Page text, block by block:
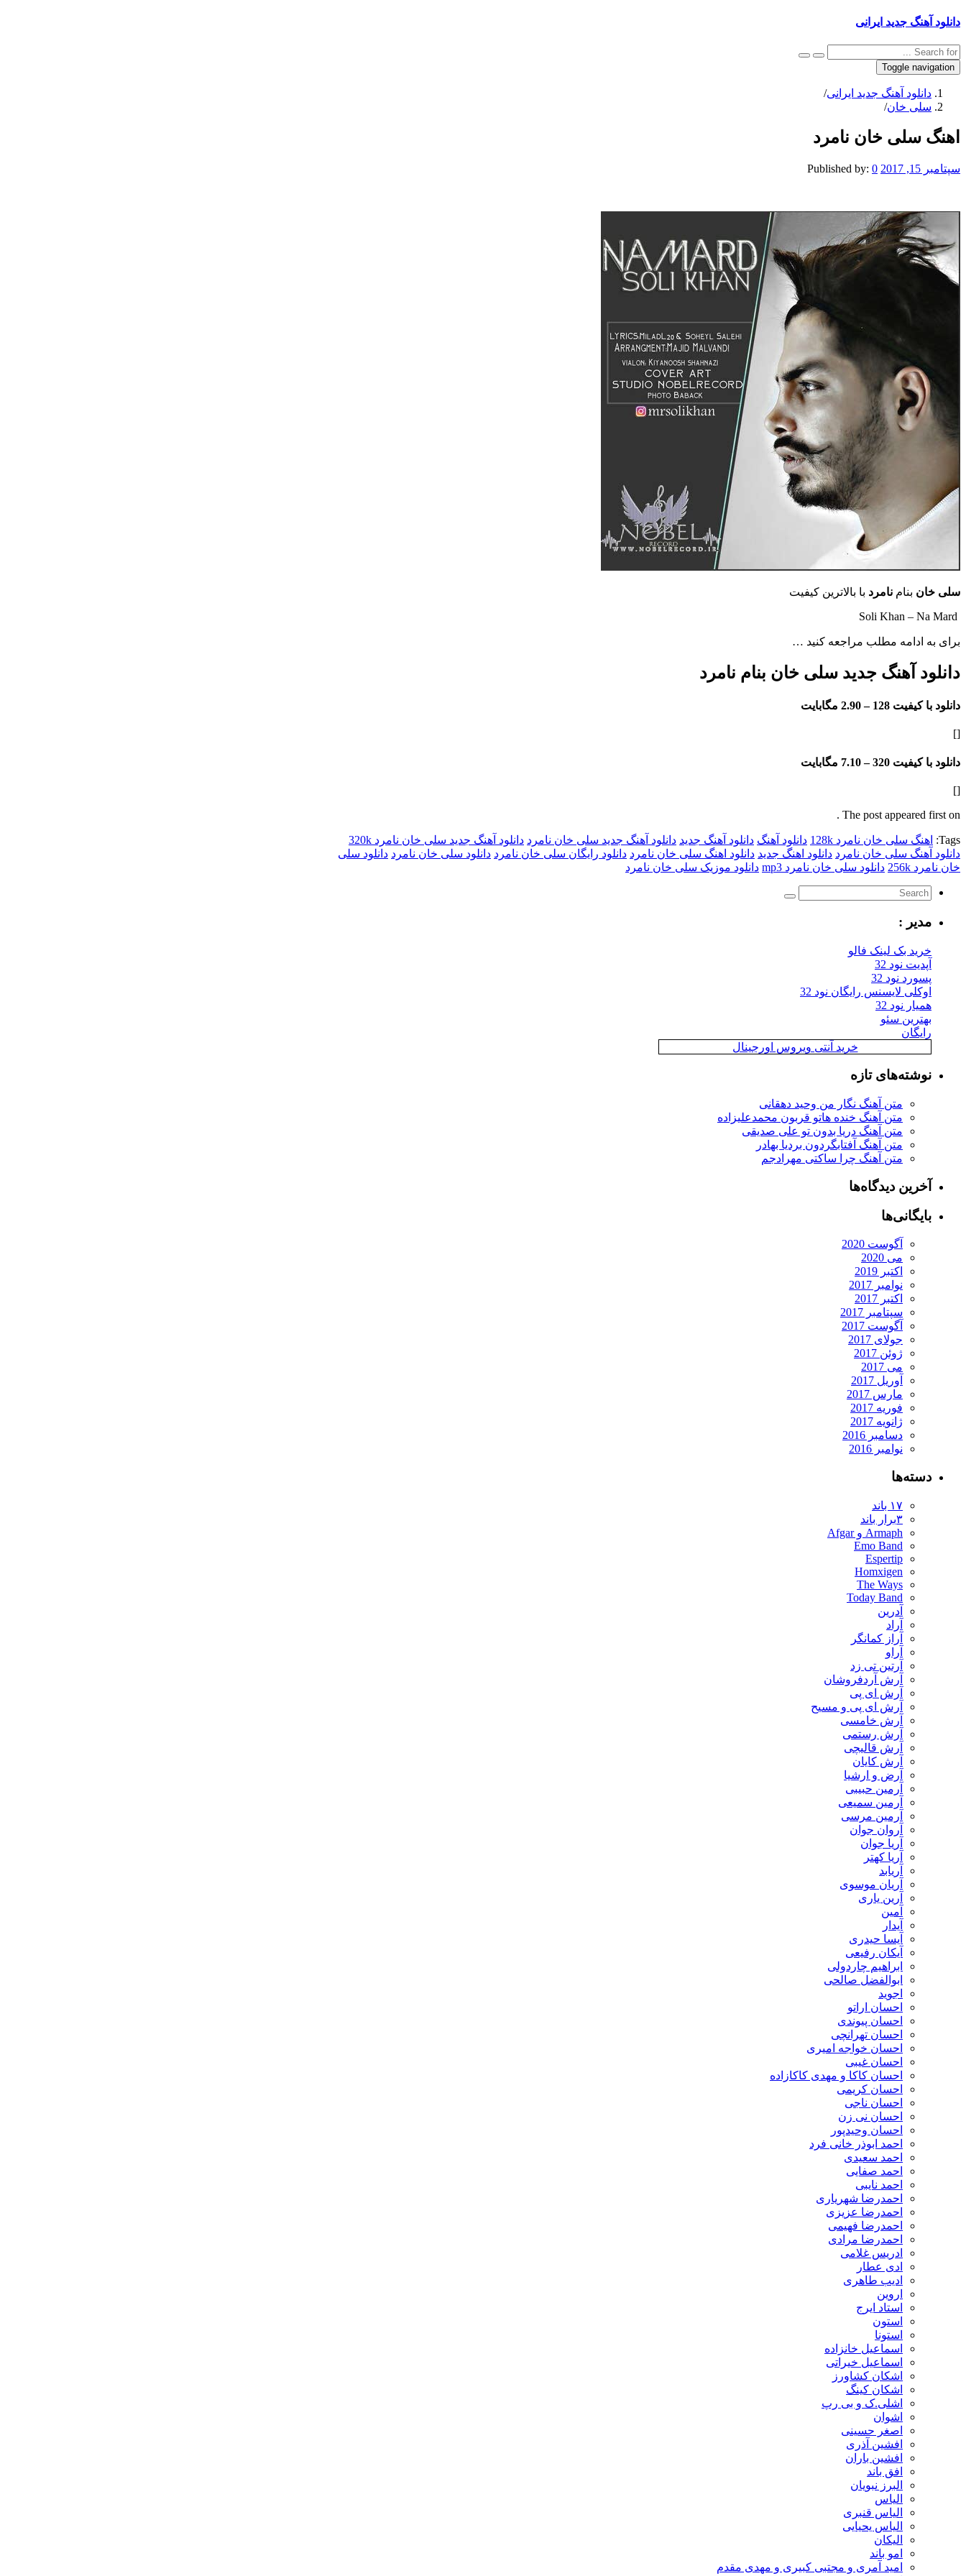
دانلود آهنگ جدید ایرانی
Toggle navigation
دانلود آهنگ جدید ایرانی/
سلی خان/
اهنگ سلی خان نامرد
سپتامبر 15, 2017 Published by: 0
سلی خان بنام نامرد با بالاترین کیفیت
Soli Khan – Na Mard
برای به ادامه مطلب مراجعه کنید …
دانلود آهنگ جدید سلی خان بنام نامرد
دانلود با کیفیت 128 – 2.90 مگابایت
[]
دانلود با کیفیت 320 – 7.10 مگابایت
[]
The post appeared first on .
Tags: اهنگ سلی خان نامرد 128k دانلود آهنگ دانلود آهنگ جدید دانلود آهنگ جدید سلی خان نامرد دانلود آهنگ جدید سلی خان نامرد 320k
دانلود آهنگ سلی خان نامرد دانلود اهنگ جدید دانلود اهنگ سلی خان نامرد دانلود رایگان سلی خان نامرد دانلود سلی خان نامرد دانلود سلی
خان نامرد 256k
دانلود سلی خان نامرد mp3 دانلود موزیک سلی خان نامرد
مدیر :
خرید بک لینک فالو
آپدیت نود 32
پسورد نود 32
اوکلی لایسنس رایگان نود 32
همیار نود 32
بهترین سئو
رایگان
خرید آنتی ویروس اورجینال
نوشته‌های تازه
متن آهنگ نگار من وحید دهقانی
متن آهنگ خنده هاتو قربون محمدعلیزاده
متن آهنگ دریا بدون تو علی صدیقی
متن آهنگ آفتابگردون بردیا بهادر
متن آهنگ چرا ساکتی مهرادجم
آخرین دیدگاه‌ها
بایگانی‌ها
آگوست 2020
می 2020
اکتبر 2019
نوامبر 2017
اکتبر 2017
سپتامبر 2017
آگوست 2017
جولای 2017
ژوئن 2017
می 2017
آوریل 2017
مارس 2017
فوریه 2017
ژانویه 2017
دسامبر 2016
نوامبر 2016
دسته‌ها
۱۷ باند
۳برار باند
Armaph و Afgar
Emo Band
Espertip
Homxigen
The Ways
Today Band
آدرین
آراد
آراز کمانگر
آراو
آرتین تی زد
آرش آردفروشان
آرش ای پی
آرش ای پی و مسیح
آرش خامسی
آرش رستمی
آرش قالیچی
آرش کایان
​آرض و ارشیا
آرمین حبیبی
آرمین سمیعی
آرمین مرسی
آروان جوان
آریا جوان
آریا کهتر
آریابد
آریان موسوی
آرین یاری
آمین
آیدار
آیسا حیدری
آیکان رفیعی
ابراهیم چاردولی
ابوالفضل صالحی
اجوید
احسان اراتو
احسان پیوندی
احسان تهرانچی
احسان خواجه امیری
احسان غیبی
احسان کاکا و مهدی کاکازاده
احسان کریمی
احسان ناجی
احسان نی زن
احسان وحیدپور
احمد ابوذر خانی فرد
احمد سعیدی
احمد صفایی
احمد نایبی
احمدرضا شهریاری
احمدرضا عزیزی
احمدرضا فهیمی
احمدرضا مرادی
ادریس غلامی
ادی عطار
ادیب طاهری
اروین
استاد ایرج
استون
استونا
اسماعیل خانزاده
اسماعیل خیراتی
اشکان کشاورز
اشکان کینگ
اشلی.ک و بی رپ
اشوان
اصغر حسینی
افشین آذری
افشین باران
افق باند
البرز نبویان
الیاس
الیاس قنبرى
الیاس یحیایی
الیکان
امو باند
امید آمری و مجتبی کبیری و مهدى مقدم